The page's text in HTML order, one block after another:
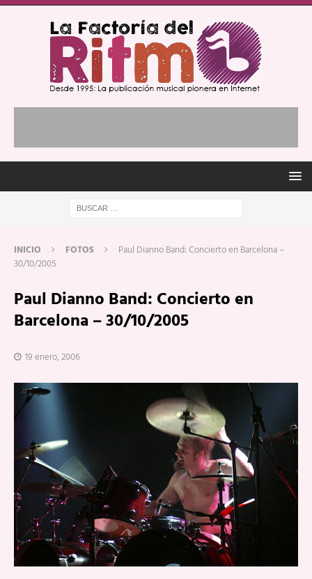
INICIO FOTOS
Paul Dianno Band: Concierto en Barcelona –
30/10/2005
Paul Dianno Band: Concierto en
Barcelona – 30/10/2005
19 enero, 2006